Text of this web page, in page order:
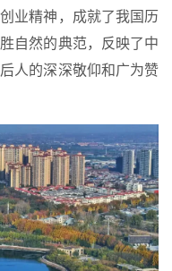
业精神，成就了我国历
自然的典范，反映了中
人的深深敬仰和广为赞